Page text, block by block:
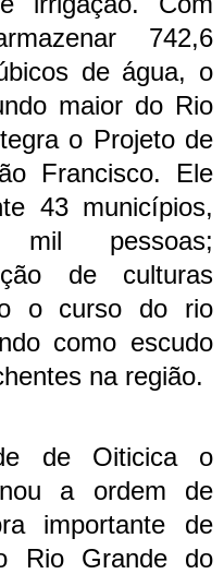
742,6
de água, o
maior do Rio
o Projeto de
Francisco. Ele
43 municípios,
mil pessoas;
de culturas
o curso do rio
como escudo
na região.
de Oiticica o
a ordem de
importante de
Rio Grande do